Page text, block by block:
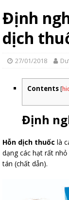
Định
dịch
27/01/2018
Contents [
Định
Hỗn dịch thuốc là
dạng các hạt rất
tán (chất dẫn).